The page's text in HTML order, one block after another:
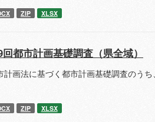
ZIP XLSX
都市計画基礎調査（県全域）
計画法に基づく都市計画基礎調査のう
ZIP XLSX